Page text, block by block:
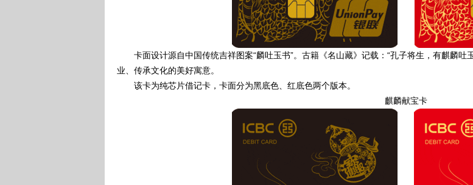
卡面设计源自中国传统吉祥图案“麟吐玉书”。古籍《名山藏》记载：“孔子将生，有麒麟吐
业、传承文化的美好寓意。
该卡为纯芯片借记卡，卡面分为黑底色、红底色两个版本。
麒麟献宝卡